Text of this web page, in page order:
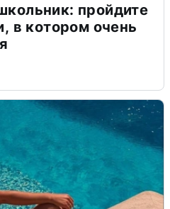
пройдите
в котором очень